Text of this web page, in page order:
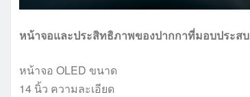
หน้าจอและประสิทธิภาพของปากกาที่มอบประส
หน้าจอ OLED ขนาด
14 นิ้ว ความละเอียด